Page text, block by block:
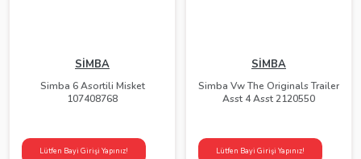
SİMBA
Simba 6 Asortili Misket
107408768
Lütfen Bayi Girişi Yapınız!
SİMBA
Simba Vw The Originals Trailer
Asst 4 Asst 2120550
Lütfen Bayi Girişi Yapınız!